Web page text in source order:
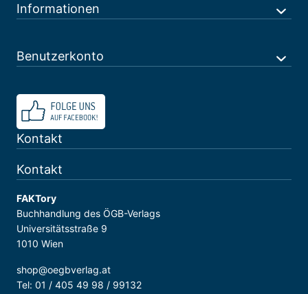
Informationen
Benutzerkonto
Kontakt
Kontakt
FAKTory
Buchhandlung des ÖGB-Verlags
Universitätsstraße 9
1010 Wien
shop@oegbverlag.at
Tel: 01 / 405 49 98 / 99132